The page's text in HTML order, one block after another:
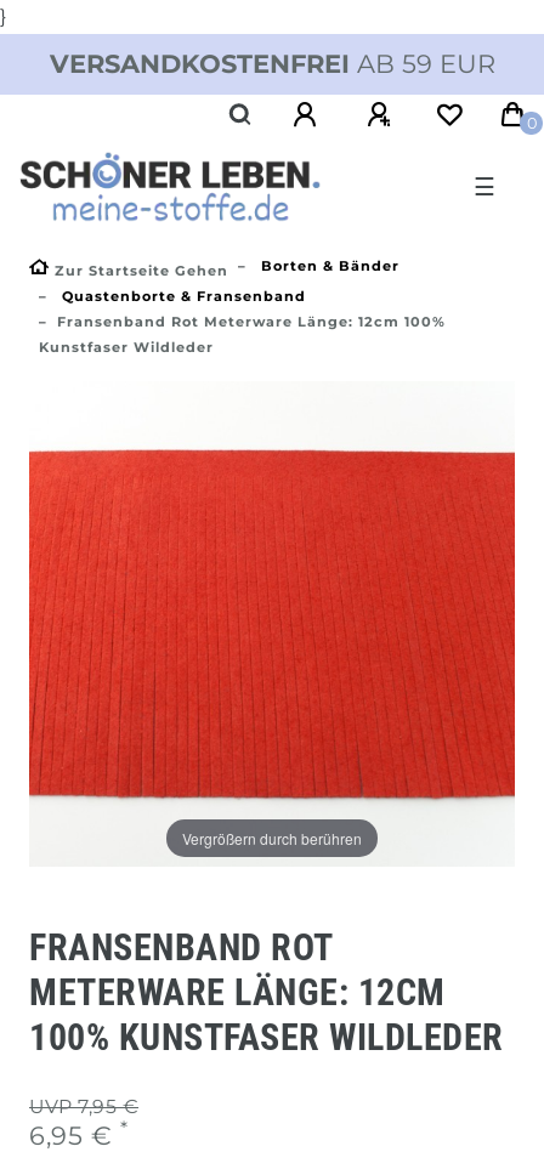
}
VERSANDKOSTENFREI AB 59 EUR
0
☰
Zur Startseite Gehen
Borten & Bänder
Quastenborte & Fransenband
Fransenband Rot Meterware Länge: 12cm 100%
Kunstfaser Wildleder
Vergrößern durch berühren
FRANSENBAND ROT
METERWARE LÄNGE: 12CM
100% KUNSTFASER WILDLEDER
UVP 7,95 €
6,95 € *